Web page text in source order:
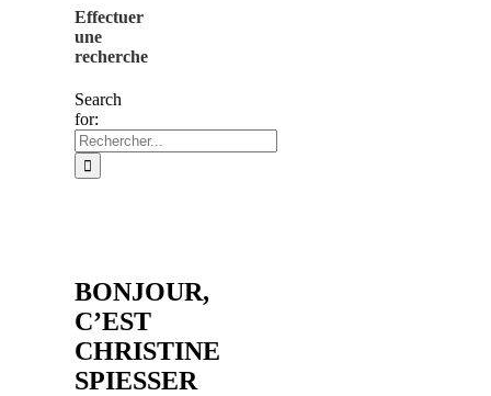
Effectuer
une
recherche
Search
for:
BONJOUR,
C’EST
CHRISTINE
SPIESSER